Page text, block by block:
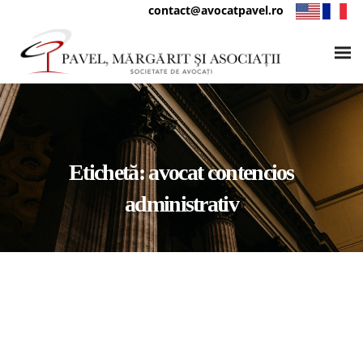
contact@avocatpavel.ro
Etichetă:avocat contencios
administrativ